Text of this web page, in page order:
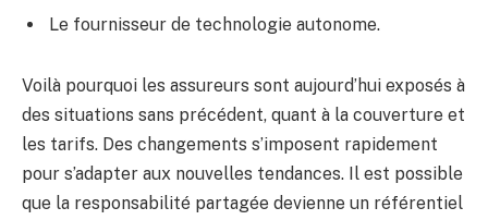
Le fournisseur de technologie autonome.
Voilà pourquoi les assureurs sont aujourd’hui exposés à
des situations sans précédent, quant à la couverture et
les tarifs. Des changements s’imposent rapidement
pour s’adapter aux nouvelles tendances. Il est possible
que la responsabilité partagée devienne un référentiel